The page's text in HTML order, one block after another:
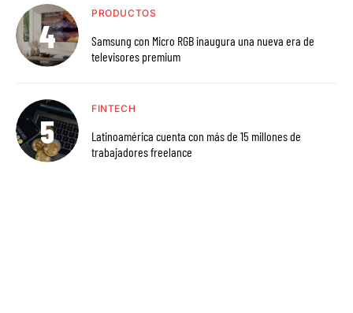
PRODUCTOS
Samsung con Micro RGB inaugura una nueva era de
televisores premium
FINTECH
Latinoamérica cuenta con más de 15 millones de
trabajadores freelance